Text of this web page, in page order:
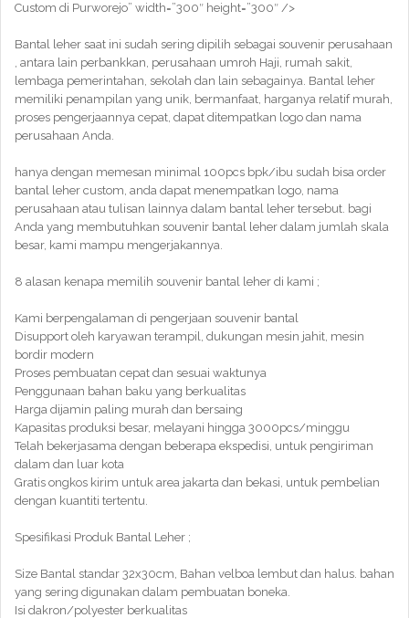
Custom di Purworejo” width=”300″ height=”300″ />
Bantal leher saat ini sudah sering dipilih sebagai souvenir perusahaan
, antara lain perbankkan, perusahaan umroh Haji, rumah sakit,
lembaga pemerintahan, sekolah dan lain sebagainya. Bantal leher
memiliki penampilan yang unik, bermanfaat, harganya relatif murah,
proses pengerjaannya cepat, dapat ditempatkan logo dan nama
perusahaan Anda.
hanya dengan memesan minimal 100pcs bpk/ibu sudah bisa order
bantal leher custom, anda dapat menempatkan logo, nama
perusahaan atau tulisan lainnya dalam bantal leher tersebut. bagi
Anda yang membutuhkan souvenir bantal leher dalam jumlah skala
besar, kami mampu mengerjakannya.
8 alasan kenapa memilih souvenir bantal leher di kami ;
Kami berpengalaman di pengerjaan souvenir bantal
Disupport oleh karyawan terampil, dukungan mesin jahit, mesin
bordir modern
Proses pembuatan cepat dan sesuai waktunya
Penggunaan bahan baku yang berkualitas
Harga dijamin paling murah dan bersaing
Kapasitas produksi besar, melayani hingga 3000pcs/minggu
Telah bekerjasama dengan beberapa ekspedisi, untuk pengiriman
dalam dan luar kota
Gratis ongkos kirim untuk area jakarta dan bekasi, untuk pembelian
dengan kuantiti tertentu.
Spesifikasi Produk Bantal Leher ;
Size Bantal standar 32x30cm, Bahan velboa lembut dan halus. bahan
yang sering digunakan dalam pembuatan boneka.
Isi dakron/polyester berkualitas